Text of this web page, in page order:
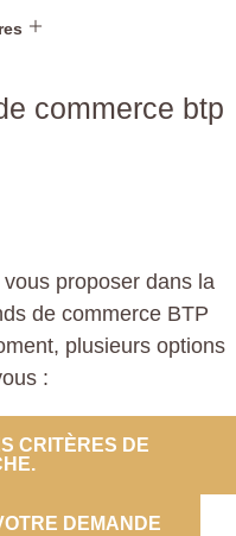
commerce btp
proposer dans la
de commerce BTP
plusieurs options
:
CRITÈRES DE
DEMANDE